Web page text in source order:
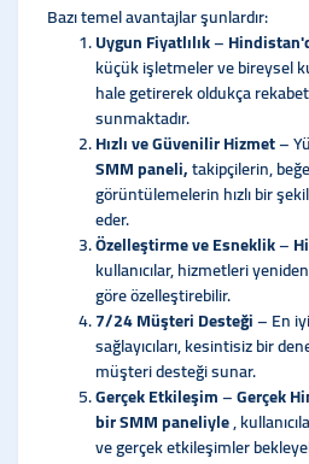
Bazı temel avantajlar şunlardır:
Uygun Fiyatlılık–
küçük işletmeler ve bireysel
hale getirerek oldukça
sunmaktadır.
Hızlı ve Güvenilir Hizmet–
SMM paneli,takipçilerin,
görüntülemelerin hızlı bir
eder.
Özelleştirme ve Esneklik–
kullanıcılar, hizmetleri
göre özelleştirebilir.
7/24 Müşteri Desteği– En iyi
sağlayıcıları, kesintisiz bir
müşteri desteği sunar.
Gerçek Etkileşim–Gerçek
bir SMM paneliyle,
ve gerçek etkileşimler